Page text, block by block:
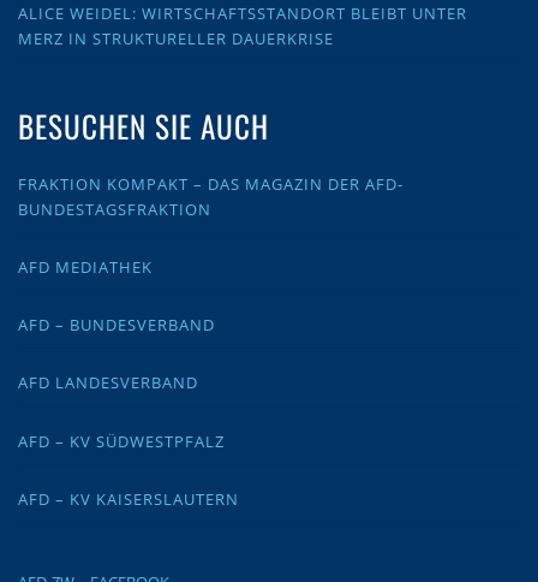
ALICE WEIDEL: WIRTSCHAFTSSTANDORT BLEIBT UNTER
MERZ IN STRUKTURELLER DAUERKRISE
BESUCHEN SIE AUCH
FRAKTION KOMPAKT – DAS MAGAZIN DER AFD-
BUNDESTAGSFRAKTION
AFD MEDIATHEK
AFD – BUNDESVERBAND
AFD LANDESVERBAND
AFD – KV SÜDWESTPFALZ
AFD – KV KAISERSLAUTERN